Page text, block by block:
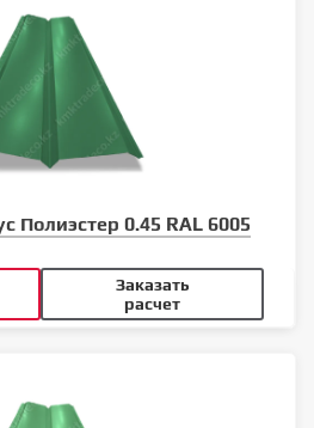
Полиэстер 0.45 RAL 6005
Заказать
расчет